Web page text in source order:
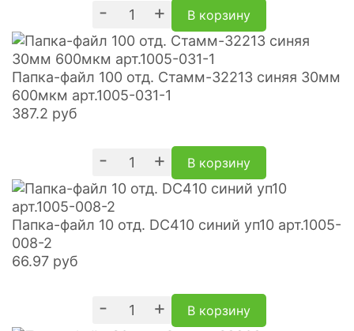
- + В корзину
Папка-файл 100 отд. Стамм-32213 синяя 30мм
600мкм арт.1005-031-1
387.2 руб
- + В корзину
Папка-файл 10 отд. DC410 синий уп10 арт.1005-
008-2
66.97 руб
- + В корзину